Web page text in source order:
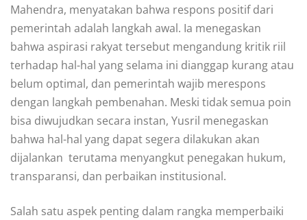
Mahendra, menyatakan bahwa respons positif dari
pemerintah adalah langkah awal. Ia menegaskan
bahwa aspirasi rakyat tersebut mengandung kritik riil
terhadap hal-hal yang selama ini dianggap kurang atau
belum optimal, dan pemerintah wajib merespons
dengan langkah pembenahan. Meski tidak semua poin
bisa diwujudkan secara instan, Yusril menegaskan
bahwa hal-hal yang dapat segera dilakukan akan
dijalankan  terutama menyangkut penegakan hukum,
transparansi, dan perbaikan institusional.
Salah satu aspek penting dalam rangka memperbaiki